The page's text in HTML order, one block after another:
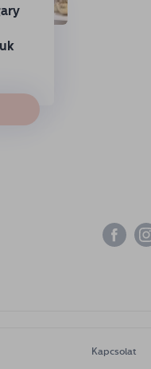
Kapcsolat